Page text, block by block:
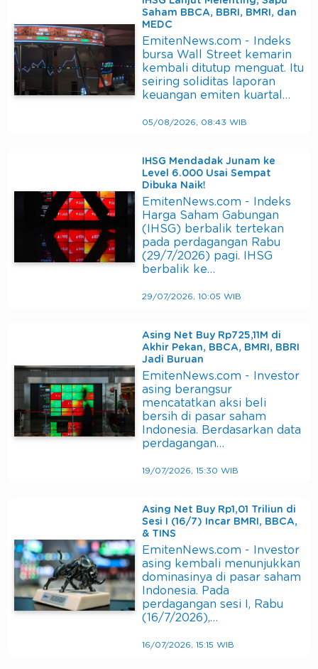
Saham BBCA, BBRI, BMRI, dan
MEDC
EmitenNews.com - Indeks
bursa Wall Street kemarin
kembali ditutup menguat. Itu
seiring soliditas laporan
keuangan emiten kuartal…
05/08/2026, 08:43 WIB
IHSG Mendadak Junam ke
Level 6.000 Usai Sempat
Dibuka Naik!
EmitenNews.com - Indeks
Harga Saham Gabungan
(IHSG) berbalik tertekan
pada perdagangan Rabu
(29/7/2026) pagi. IHSG
berbalik ke…
29/07/2026, 10:05 WIB
Asing Net Buy Rp725,11M di
Akhir Pekan, BBCA, BMRI, BBRI
Jadi Buruan
EmitenNews.com - Investor
asing berangsur
mencatatkan aksi beli
bersih di pasar saham
Indonesia. Berdasarkan data
perdagangan…
19/07/2026, 15:30 WIB
Asing Net Buy Rp1,01 Triliun di
Sesi I (16/7) Incar BMRI, BBCA,
& TINS
EmitenNews.com - Investor
asing kembali menunjukkan
dominasinya di pasar saham
Indonesia. Pada
perdagangan sesi I, Rabu
(16/7/2026),…
16/07/2026, 15:15 WIB